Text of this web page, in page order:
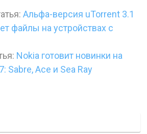
Альфа-версия uTorrent 3.1
файлы на устройствах с
Nokia готовит новинки на
Sabre, Ace и Sea Ray